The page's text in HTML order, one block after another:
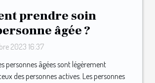
prendre soin
âgée ?
2023 16:37
personnes âgées sont légèrement
des personnes actives. Les personnes